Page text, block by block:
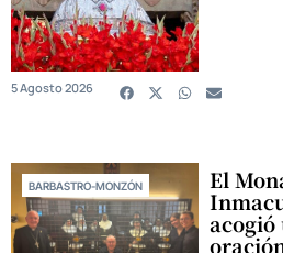
5 Agosto 2026
BARBASTRO-MONZÓN El
acogió